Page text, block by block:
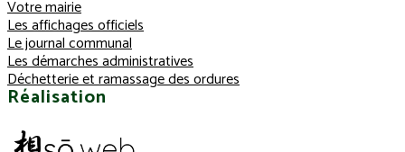
Votre mairie
Les affichages officiels
Le journal communal
Les démarches administratives
Déchetterie et ramassage des ordures
Réalisation